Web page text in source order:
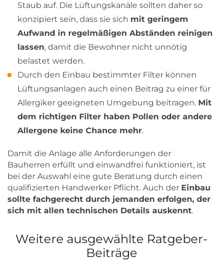
Staub auf. Die Lüftungskanäle sollten daher so
konzipiert sein, dass sie sich mit geringem
Aufwand in regelmäßigen Abständen reinigen
lassen, damit die Bewohner nicht unnötig
belastet werden.
Durch den Einbau bestimmter Filter können
Lüftungsanlagen auch einen Beitrag zu einer für
Allergiker geeigneten Umgebung beitragen. Mit
dem richtigen Filter haben Pollen oder andere
Allergene keine Chance mehr.
Damit die Anlage alle Anforderungen der
Bauherren erfüllt und einwandfrei funktioniert, ist
bei der Auswahl eine gute Beratung durch einen
qualifizierten Handwerker Pflicht. Auch der Einbau
sollte fachgerecht durch jemanden erfolgen, der
sich mit allen technischen Details auskennt.
Weitere ausgewählte Ratgeber-
Beiträge